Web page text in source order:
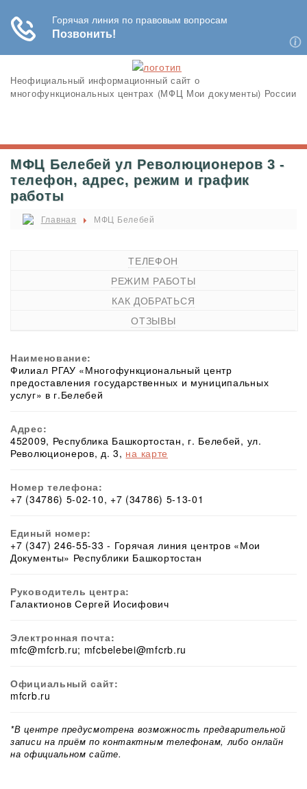
Неофициальный информационный сайт о
многофункциональных центрах (МФЦ Мои документы) России
МФЦ Белебей ул Революционеров 3 -
телефон, адрес, режим и график
работы
Главная МФЦ Белебей
ТЕЛЕФОН
РЕЖИМ РАБОТЫ
КАК ДОБРАТЬСЯ
ОТЗЫВЫ
Наименование:
Филиал РГАУ «Многофункциональный центр
предоставления государственных и муниципальных
услуг» в г.Белебей
Адрес:
452009, Республика Башкортостан, г. Белебей, ул.
Революционеров, д. 3, на карте
Номер телефона:
+7 (34786) 5-02-10, +7 (34786) 5-13-01
Единый номер:
+7 (347) 246-55-33 - Горячая линия центров «Мои
Документы» Республики Башкортостан
Руководитель центра:
Галактионов Сергей Иосифович
Электронная почта:
mfc@mfcrb.ru; mfcbelebei@mfcrb.ru
Официальный сайт:
mfcrb.ru
*В центре предусмотрена возможность предварительной
записи на приём по контактным телефонам, либо онлайн
на официальном сайте.